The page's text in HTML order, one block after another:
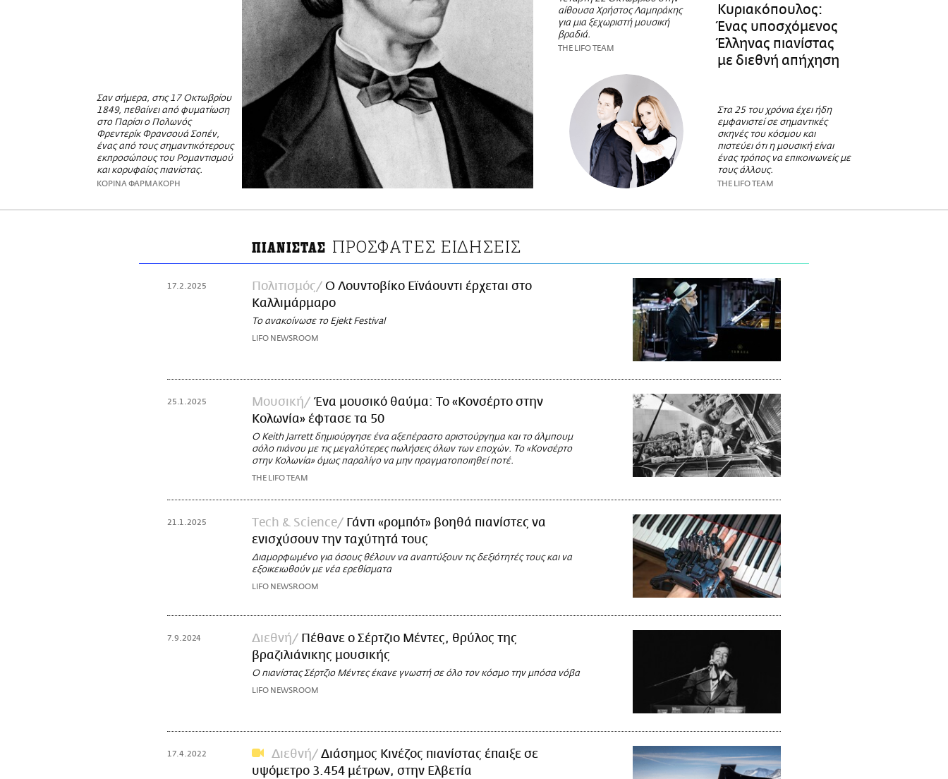
Σαν σήμερα, στις 17 Οκτωβρίου
1849, πεθαίνει από φυματίωση
στο Παρίσι ο Πολωνός
Φρεντερίκ Φρανσουά Σοπέν,
ένας από τους σημαντικότερους
εκπροσώπους του Ρομαντισμού
και κορυφαίος πιανίστας.
ΚΟΡΙΝΑ ΦΑΡΜΑΚΟΡΗ
αίθουσα Χρήστος Λαμπράκης
για μια ξεχωριστή μουσική
βραδιά.
THE LIFO TEAM
Κυριακόπουλος:
Ένας υποσχόμενος
Έλληνας πιανίστας
με διεθνή απήχηση
Στα 25 του χρόνια έχει ήδη
εμφανιστεί σε σημαντικές
σκηνές του κόσμου και
πιστεύει ότι η μουσική είναι
ένας τρόπος να επικοινωνείς με
τους άλλους.
THE LIFO TEAM
ΠΙΑΝΙΣΤΑΣ ΠΡΟΣΦΑΤΕΣ ΕΙΔΗΣΕΙΣ
17.2.2025 Πολιτισμός
Ο Λουντοβίκο Εϊνάουντι έρχεται στο
Καλλιμάρμαρο
Το ανακοίνωσε το Ejekt Festival
LIFO NEWSROOM
25.1.2025 Μουσική
Ένα μουσικό θαύμα: To «Κονσέρτο στην
Κολωνία» έφτασε τα 50
Ο Keith Jarrett δημιούργησε ένα αξεπέραστο αριστούργημα και το άλμπουμ
σόλο πιάνου με τις μεγαλύτερες πωλήσεις όλων των εποχών. Το «Κονσέρτο
στην Κολωνία» όμως παραλίγο να μην πραγματοποιηθεί ποτέ.
THE LIFO TEAM
21.1.2025 Τech & Science
Γάντι «ρομπότ» βοηθά πιανίστες να
ενισχύσουν την ταχύτητά τους
Διαμορφωμένο για όσους θέλουν να αναπτύξουν τις δεξιότητές τους και να
εξοικειωθούν με νέα ερεθίσματα
LIFO NEWSROOM
7.9.2024 Διεθνή
Πέθανε ο Σέρτζιο Μέντες, θρύλος της
βραζιλιάνικης μουσικής
Ο πιανίστας Σέρτζιο Μέντες έκανε γνωστή σε όλο τον κόσμο την μπόσα νόβα
LIFO NEWSROOM
17.4.2022 Διεθνή
Διάσημος Κινέζος πιανίστας έπαιξε σε
υψόμετρο 3.454 μέτρων, στην Ελβετία